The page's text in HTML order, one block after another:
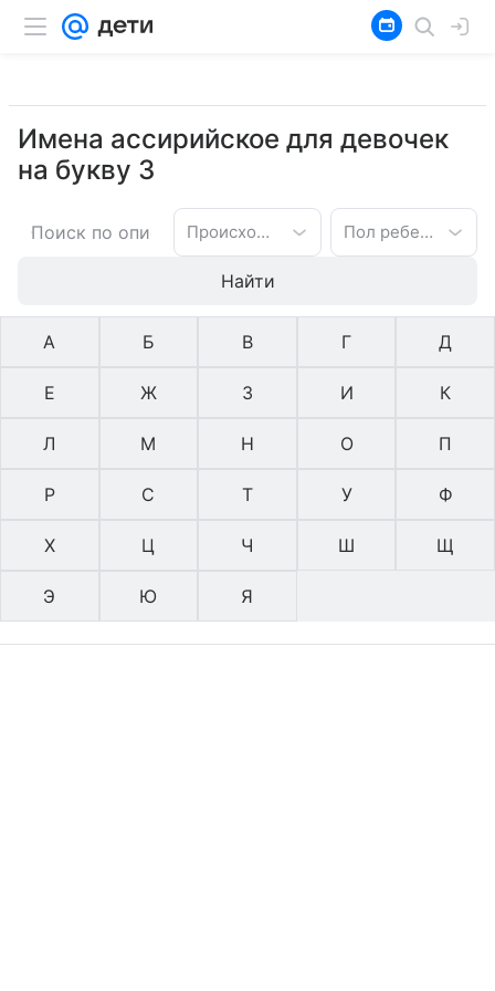
Имена ассирийское для девочек
на букву З
Происхождение имени Пол ребенка
Найти
А Б В Г Д
Е Ж З И К
Л М Н О П
Р С Т У Ф
Х Ц Ч Ш Щ
Э Ю Я